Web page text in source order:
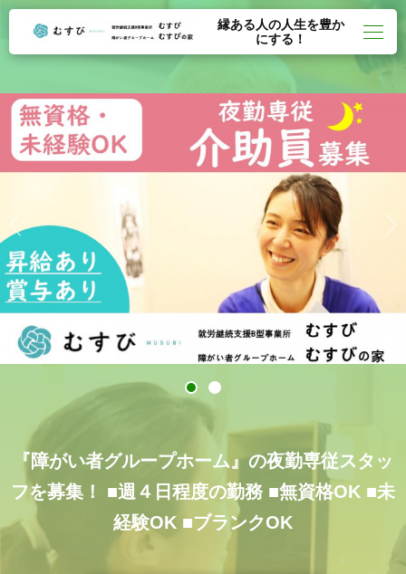
縁ある人の人生を豊か
にする！
『障がい者グループホーム』の夜勤専従スタッ
フを募集！
■週４日程度の勤務 ■無資格OK ■未
経験OK ■ブランクOK